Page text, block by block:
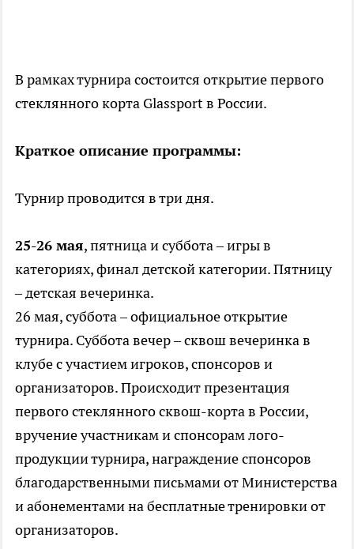
В рамках турнира состоится открытие первого
стеклянного корта Glassport в России.
Краткое описание программы:
Турнир проводится в три дня.
25-26 мая, пятница и суббота – игры в
категориях, финал детской категории. Пятницу
– детская вечеринка.
26 мая, суббота – официальное открытие
турнира. Суббота вечер – сквош вечеринка в
клубе с участием игроков, спонсоров и
организаторов. Происходит презентация
первого стеклянного сквош-корта в России,
вручение участникам и спонсорам лого-
продукции турнира, награждение спонсоров
благодарственными письмами от Министерства
и абонементами на бесплатные тренировки от
организаторов.